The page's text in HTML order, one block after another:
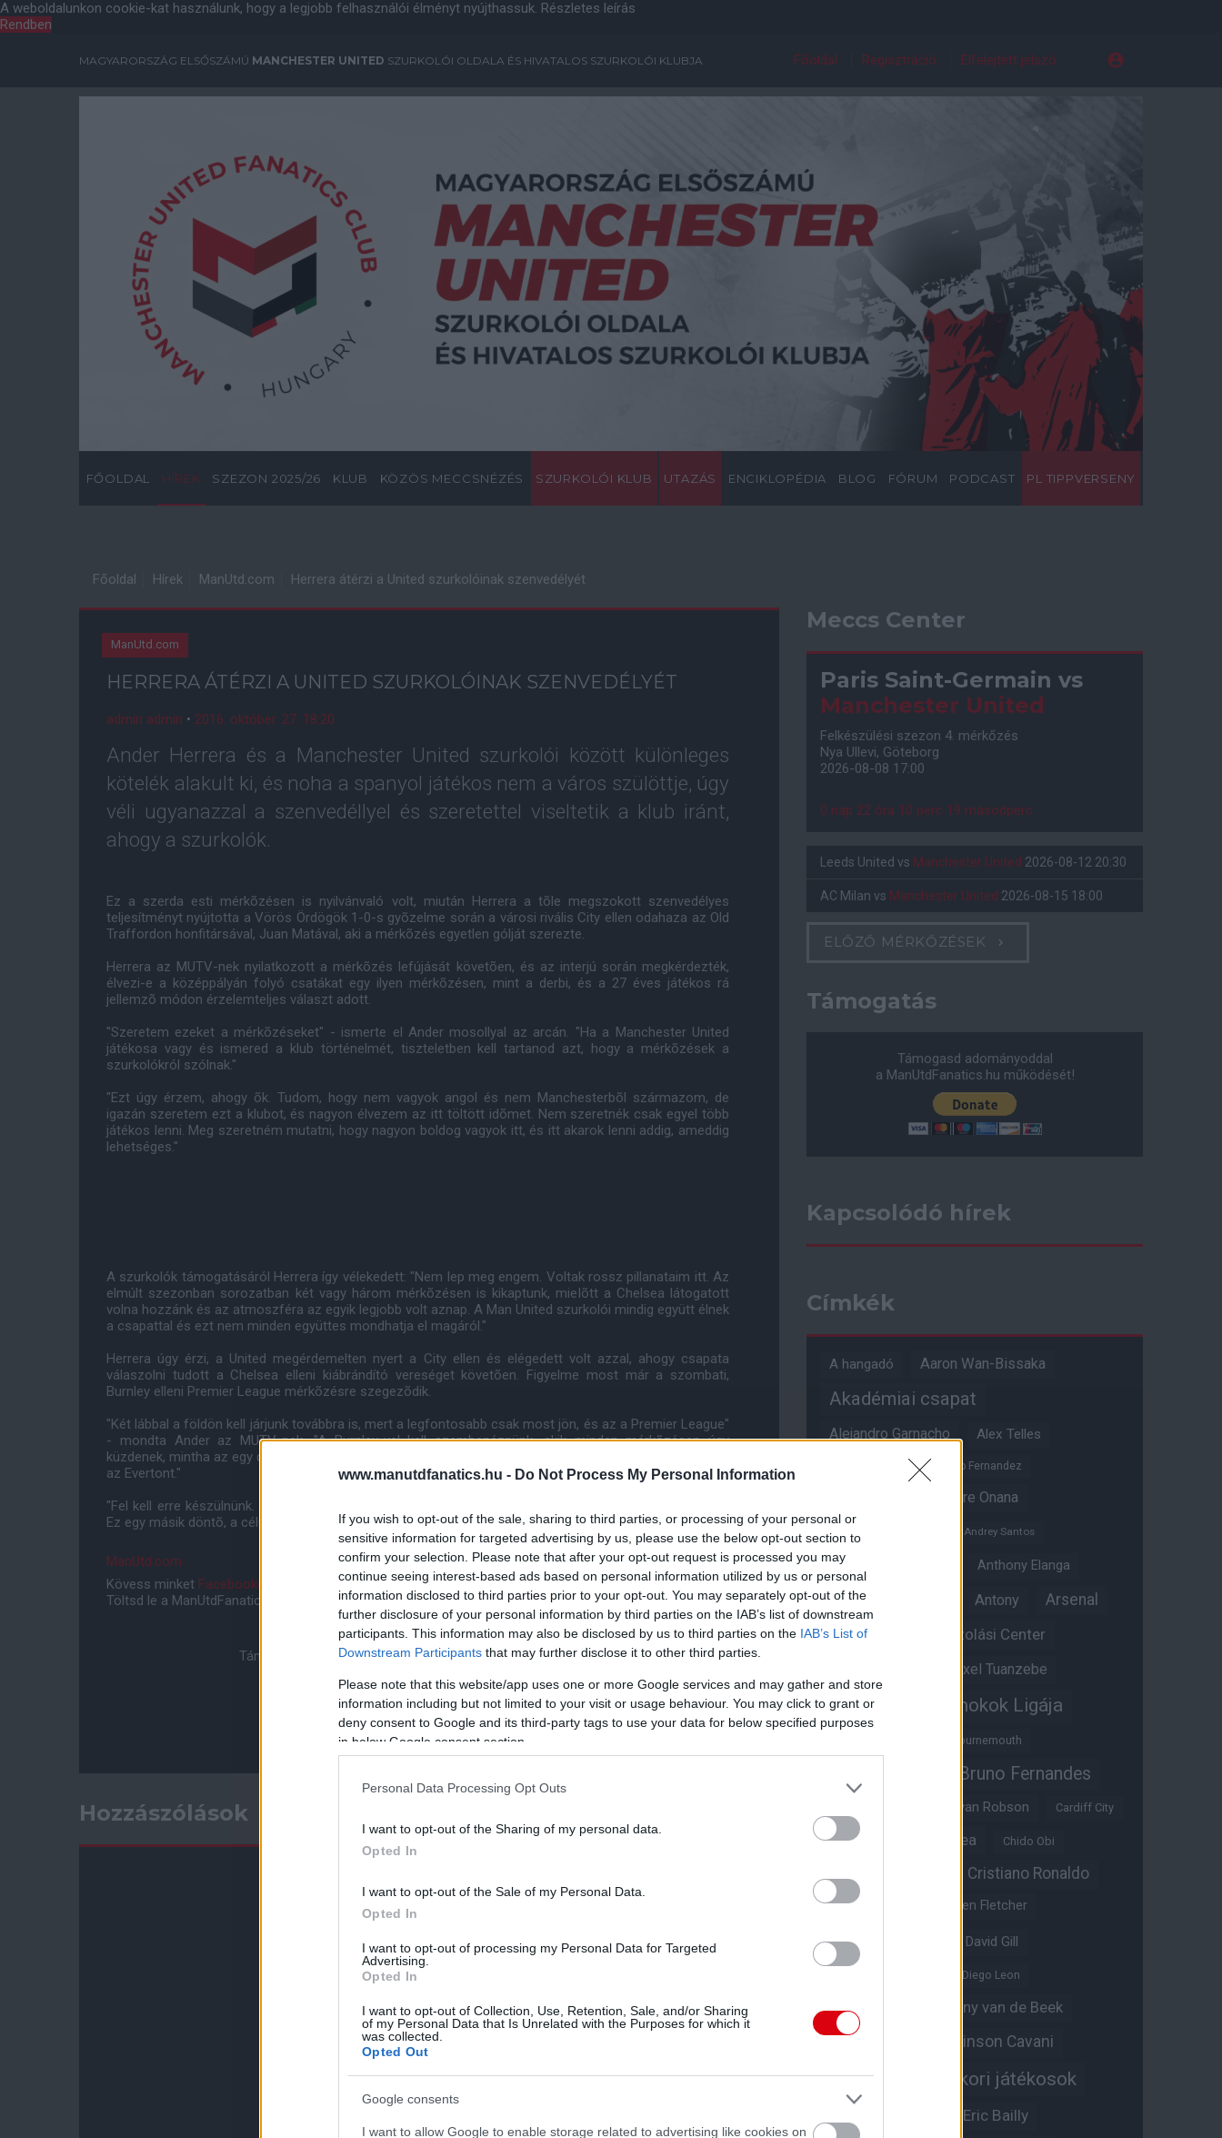
www.manutdfanatics.hu - Do Not Process My Personal Information
If you wish to opt-out of the sale, sharing to third parties, or processing of your personal or
sensitive information for targeted advertising by us, please use the below opt-out section to
confirm your selection. Please note that after your opt-out request is processed you may
continue seeing interest-based ads based on personal information utilized by us or personal
information disclosed to third parties prior to your opt-out. You may separately opt-out of the
further disclosure of your personal information by third parties on the IAB’s list of downstream
participants. This information may also be disclosed by us to third parties on the IAB’s List of
Downstream Participants that may further disclose it to other third parties.
Please note that this website/app uses one or more Google services and may gather and store
information including but not limited to your visit or usage behaviour. You may click to grant or
deny consent to Google and its third-party tags to use your data for below specified purposes
in below Google consent section.
Personal Data Processing Opt Outs
I want to opt-out of the Sharing of my personal data.
Opted In
I want to opt-out of the Sale of my Personal Data.
Opted In
I want to opt-out of processing my Personal Data for Targeted
Advertising.
Opted In
I want to opt-out of Collection, Use, Retention, Sale, and/or Sharing
of my Personal Data that Is Unrelated with the Purposes for which it
was collected.
Opted Out
Google consents
I want to allow Google to enable storage related to advertising like cookies on
A weboldalunkon cookie-kat használunk, hogy a legjobb felhasználói élményt nyújthassuk. Részletes leírás
Rendben
MAGYARORSZÁG ELSŐSZÁMÚ MANCHESTER UNITED SZURKOLÓI OLDALA ÉS HIVATALOS SZURKOLÓI KLUBJA Főoldal Regisztráció Elfelejtett jelszó
FŐOLDAL HÍREK SZEZON 2025/26 KLUB KÖZÖS MECCSNÉZÉS SZURKOLÓI KLUB UTAZÁS ENCIKLOPÉDIA BLOG FÓRUM PODCAST PL TIPPVERSENY
Főoldal Hírek ManUtd.com Herrera átérzi a United szurkolóinak szenvedélyét
ManUtd.com
HERRERA ÁTÉRZI A UNITED SZURKOLÓINAK SZENVEDÉLYÉT
admin admin • 2016. október. 27. 18:20
Ander Herrera és a Manchester United szurkolói között különleges
kötelék alakult ki, és noha a spanyol játékos nem a város szülöttje, úgy
véli ugyanazzal a szenvedéllyel és szeretettel viseltetik a klub iránt,
ahogy a szurkolók.
Ez a szerda esti mérkõzésen is nyilvánvaló volt, miután Herrera a tõle megszokott szenvedélyes
teljesítményt nyújtotta a Vörös Ördögök 1-0-s gyõzelme során a városi rivális City ellen odahaza az Old
Traffordon honfitársával, Juan Matával, aki a mérkõzés egyetlen gólját szerezte.
Herrera az MUTV-nek nyilatkozott a mérkõzés lefújását követõen, és az interjú során megkérdezték,
élvezi-e a középpályán folyó csatákat egy ilyen mérkõzésen, mint a derbi, és a 27 éves játékos rá
jellemzõ módon érzelemteljes választ adott.
"Szeretem ezeket a mérkõzéseket" - ismerte el Ander mosollyal az arcán. "Ha a Manchester United
játékosa vagy és ismered a klub történelmét, tiszteletben kell tartanod azt, hogy a mérkõzések a
szurkolókról szólnak."
"Ezt úgy érzem, ahogy õk. Tudom, hogy nem vagyok angol és nem Manchesterbõl származom, de
igazán szeretem ezt a klubot, és nagyon élvezem az itt töltött idõmet. Nem szeretnék csak egyel több
játékos lenni. Meg szeretném mutatni, hogy nagyon boldog vagyok itt, és itt akarok lenni addig, ameddig
lehetséges."
A szurkolók támogatásáról Herrera így vélekedett: "Nem lep meg engem. Voltak rossz pillanataim itt. Az
elmúlt szezonban sorozatban két vagy három mérkõzésen is kikaptunk, mielõtt a Chelsea látogatott
volna hozzánk és az atmoszféra az egyik legjobb volt aznap. A Man United szurkolói mindig együtt élnek
a csapattal és ezt nem minden együttes mondhatja el magáról."
Herrera úgy érzi, a United megérdemelten nyert a City ellen és elégedett volt azzal, ahogy csapata
válaszolni tudott a Chelsea elleni kiábrándító vereséget követõen. Figyelme most már a szombati,
Burnley elleni Premier League mérkõzésre szegezõdik.
"Két lábbal a földön kell járjunk továbbra is, mert a legfontosabb csak most jön, és az a Premier League"
- mondta Ander az MUTV-nek. "A Burnley-vel kell szembenéznünk, akik minden mérkõzésen úgy
küzdenek, mintha az egy döntõ lenne, ahogy azt az Everton ellen is láthattuk. Nem olyan könnyû legyõzni
az Evertont."
"Fel kell erre készülnünk. Kiélvezhetjük a gyõzelmet, de csütörtökön már nem erre kell koncentrálnunk.
Ez egy másik döntõ, a célunk a bajnokság eleje és gyõzni szeretnénk."
ManUtd.com
Kövess minket Facebookon InstagramonésYouTube-on is!
Töltsd le a ManUtdFanatics.hu mobil applikációtAndroidraésiOS-re!
Támogasd adományoddal a ManUtdFanatics.hu működését!
Hozzászólások
Meccs Center
Paris Saint-Germain vs
Manchester United
Felkészülési szezon 4. mérkőzés
Nya Ullevi, Göteborg
2026-08-08 17:00
0 nap 22 óra 10 perc 18 másodperc
Leeds United vs Manchester United 2026-08-12 20:30
AC Milan vs Manchester United 2026-08-15 18:00
ELŐZŐ MÉRKŐZÉSEK
Támogatás
Támogasd adományoddal
a ManUtdFanatics.hu működését!
Kapcsolódó hírek
Címkék
A hangadó Aaron Wan-Bissaka
Akadémiai csapat
Alejandro Garnacho Alex Telles
Alvaro Fernandez
Andre Onana
Andreas Pereira
Andrey Santos
Angol válogatott Anthony Elanga
Anthony Martial Antony Arsenal
Aston Villa Átigazolási Center
Axel Tuanzebe
Ayden Heaven Bajnokok Ligája
Bournemouth
Bruno Fernandes
Bryan Robson Cardiff City
Casemiro Chelsea Chido Obi
Cristiano Ronaldo
Crystal Palace Darren Fletcher
David De Gea David Gill
Diego Leon
Diogo Dalot
Donny van de Beek
Edinson Cavani
Edzői stáb Egykori játékosok
Eric Bailly